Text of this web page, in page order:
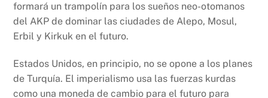
formará un trampolín para los sueños neo-otomanos
del AKP de dominar las ciudades de Alepo, Mosul,
Erbil y Kirkuk en el futuro.
Estados Unidos, en principio, no se opone a los planes
de Turquía. El imperialismo usa las fuerzas kurdas
como una moneda de cambio para el futuro para